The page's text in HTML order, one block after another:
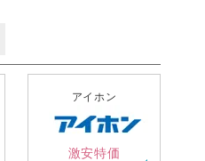
アイホン
激安特価